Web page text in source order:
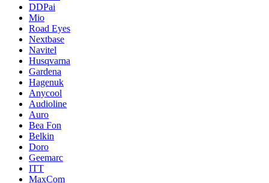
DDPai
Mio
Road Eyes
Nextbase
Navitel
Husqvarna
Gardena
Hagenuk
Anycool
Audioline
Auro
Bea Fon
Belkin
Doro
Geemarc
ITT
MaxCom